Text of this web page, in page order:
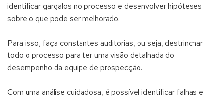
identificar gargalos no processo e desenvolver hipóteses
sobre o que pode ser melhorado.
Para isso, faça constantes auditorias, ou seja, destrinchar
todo o processo para ter uma visão detalhada do
desempenho da equipe de prospecção.
Com uma análise cuidadosa, é possível identificar falhas e